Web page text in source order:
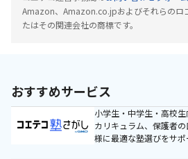
Amazon、Amazon.co.jpおよびそれらのロ
たはその関連会社の商標です。
おすすめサービス
小学生・中学生・高校
カリキュラム、保護者
様に最適な塾選びをサポ